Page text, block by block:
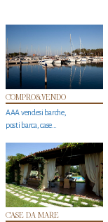
COMPRO&VENDO
AAA vendesi barche,
posti barca, case…
CASE DA MARE